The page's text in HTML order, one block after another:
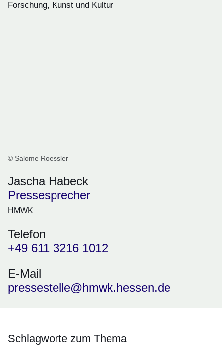
Forschung, Kunst und Kultur
© Salome Roessler
Jascha Habeck
Pressesprecher
HMWK
Telefon
+49 611 3216 1012
E-Mail
pressestelle@hmwk.hessen.de
Schlagworte zum Thema